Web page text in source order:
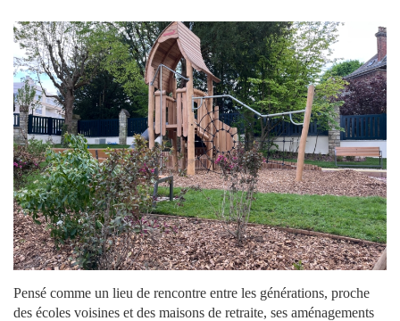
Pensé comme un lieu de rencontre entre les générations, proche
des écoles voisines et des maisons de retraite, ses aménagements